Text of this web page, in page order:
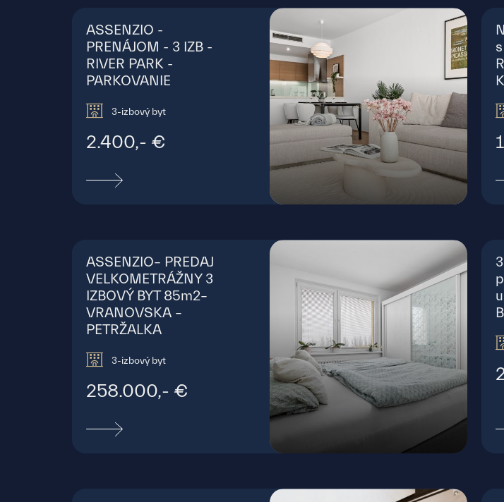
Markova, Bratislava - Petržalka
ASSENZIO -
PRENÁJOM - 3 IZB -
RIVER PARK -
PARKOVANIE
3-izbový byt
2.400,- €
Bratislava - Staré Mesto
ASSENZIO– PREDAJ
VELKOMETRÁŽNY 3
IZBOVÝ BYT 85m2–
VRANOVSKA –
PETRŽALKA
3-izbový byt
258.000,- €
Vranovská, Bratislava - Petržalka